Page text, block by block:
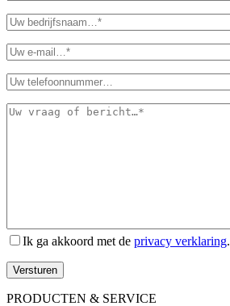
Ik ga akkoord met de privacy verklaring.
Versturen
PRODUCTEN & SERVICE